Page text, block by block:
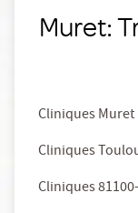
Muret:
Cliniques Muret
Cliniques
Cliniques